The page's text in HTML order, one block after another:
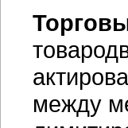
между